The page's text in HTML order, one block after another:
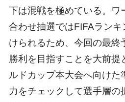
下は混戦を極めている。ワ
合わせ抽選ではFIFAラン
けられるため、今回の最終
勝利を目指すことを大前提
ルドカップ本大会へ向けた
力をチェックして選手層の